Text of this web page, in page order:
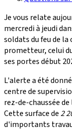
Je vous relate
mercredi à jeudi
soldats du feu de
prometteur, celui
ses portes début
L'alerte a été
centre de
rez-de-chaussée
Cette surface de2
d'importants